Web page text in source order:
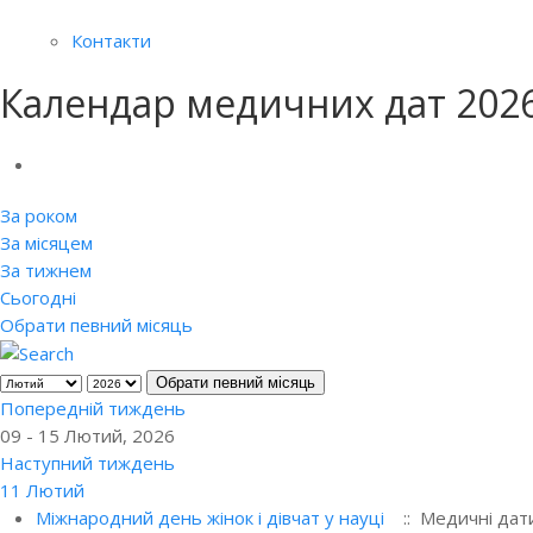
Контакти
Календар медичних дат
За роком
За місяцем
За тижнем
Сьогодні
Обрати певний місяць
Обрати певний місяць
Попередній тиждень
09 - 15 Лютий, 2026
Наступний тиждень
11 Лютий
Міжнародний день жінок і дівчат у науці
:: Медичні